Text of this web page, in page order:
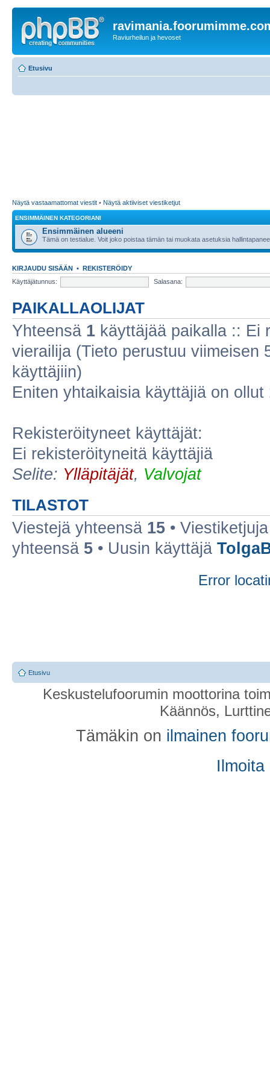
Raviurheilun ja hevoset
Etusivu
Näytä vastaamattomat viestit • Näytä aktiiviset viestiketjut
ENSIMMÄINEN KATEGORIANI
Ensimmäinen alueeni
Tämä on testialue. Voit joko poistaa tämän tai muokata asetuksia
KIRJAUDU SISÄÄN • REKISTERÖIDY
Käyttäjätunnus:
Salasana:
PAIKALLAOLIJAT
Yhteensä 1 käyttäjää paikalla :: Ei
vierailija (Tieto perustuu viimeisen
käyttäjiin)
Eniten yhtaikaisia käyttäjiä on ollut
Rekisteröityneet käyttäjät:
Ei rekisteröityneitä käyttäjiä
Selite: Ylläpitäjät, Valvojat
TILASTOT
Viestejä yhteensä 15 •
yhteensä 5 • Uusin käyttäjä
Error
Etusivu
Keskustelufoorumin moottorina
Käännös,
Tämäkin on ilmainen